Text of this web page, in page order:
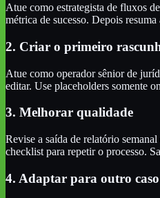
Atue como estrategista de fluxos
métrica de sucesso. Depois
2. Criar o primeiro
Atue como operador sênior de
editar. Use placeholders somente
3. Melhorar qualidade
Revise a saída de relatório
checklist para repetir o processo.
4. Adaptar para outro caso